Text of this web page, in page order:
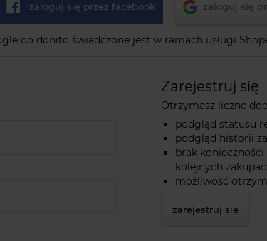
zaloguj się przez facebook zaloguj się
do donito świadczone jest w ramach usługi
Zarejestruj się
Otrzymasz liczne
podgląd statusu
podgląd historii
brak
kolejnych
możliwość
zarejestruj się